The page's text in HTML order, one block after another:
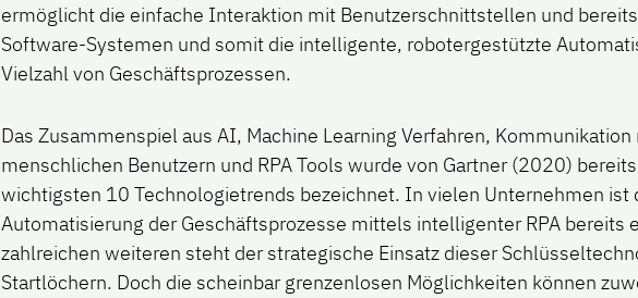
ermöglicht die einfache Interaktion mit Benutzerschnittstellen und
Software-Systemen und somit die intelligente, robotergestützte
Vielzahl von Geschäftsprozessen.
Das Zusammenspiel aus AI, Machine Learning Verfahren, Kommunikation
menschlichen Benutzern und RPA Tools wurde von Gartner (2020)
wichtigsten 10 Technologietrends bezeichnet. In vielen Unternehmen ist
Automatisierung der Geschäftsprozesse mittels intelligenter RPA bereits
zahlreichen weiteren steht der strategische Einsatz dieser
Startlöchern. Doch die scheinbar grenzenlosen Möglichkeiten können